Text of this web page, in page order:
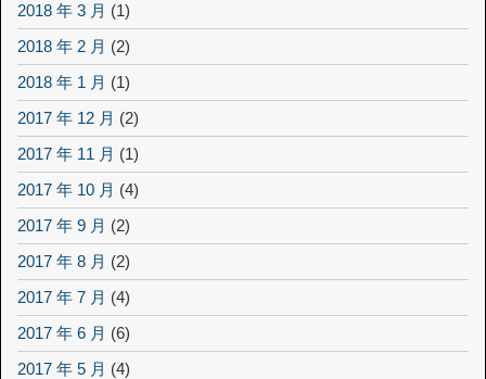
2018 年 3 月 (1)
2018 年 2 月 (2)
2018 年 1 月 (1)
2017 年 12 月 (2)
2017 年 11 月 (1)
2017 年 10 月 (4)
2017 年 9 月 (2)
2017 年 8 月 (2)
2017 年 7 月 (4)
2017 年 6 月 (6)
2017 年 5 月 (4)